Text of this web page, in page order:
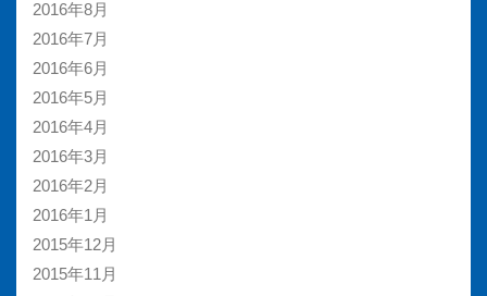
2016年8月
2016年7月
2016年6月
2016年5月
2016年4月
2016年3月
2016年2月
2016年1月
2015年12月
2015年11月